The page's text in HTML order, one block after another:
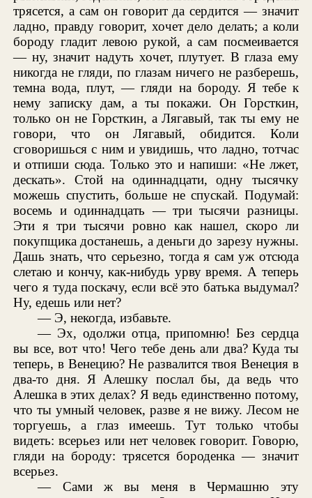
трясется, а сам он говорит да сердится — значит
ладно, правду говорит, хочет дело делать; а коли
бороду гладит левою рукой, а сам посмеивается
— ну, значит надуть хочет, плутует. В глаза ему
никогда не гляди, по глазам ничего не разберешь,
темна вода, плут, — гляди на бороду. Я тебе к
нему записку дам, а ты покажи. Он Горсткин,
только он не Горсткин, а Лягавый, так ты ему не
говори, что он Лягавый, обидится. Коли
сговоришься с ним и увидишь, что ладно, тотчас
и отпиши сюда. Только это и напиши: «Не лжет,
дескать». Стой на одиннадцати, одну тысячку
можешь спустить, больше не спускай. Подумай:
восемь и одиннадцать — три тысячи разницы.
Эти я три тысячи ровно как нашел, скоро ли
покупщика достанешь, а деньги до зарезу нужны.
Дашь знать, что серьезно, тогда я сам уж отсюда
слетаю и кончу, как-нибудь урву время. А теперь
чего я туда поскачу, если всё это батька выдумал?
Ну, едешь или нет?
— Э, некогда, избавьте.
— Эх, одолжи отца, припомню! Без сердца
вы все, вот что! Чего тебе день али два? Куда ты
теперь, в Венецию? Не развалится твоя Венеция в
два-то дня. Я Алешку послал бы, да ведь что
Алешка в этих делах? Я ведь единственно потому,
что ты умный человек, разве я не вижу. Лесом не
торгуешь, а глаз имеешь. Тут только чтобы
видеть: всерьез или нет человек говорит. Говорю,
гляди на бороду: трясется бороденка — значит
всерьез.
— Сами ж вы меня в Чермашню эту